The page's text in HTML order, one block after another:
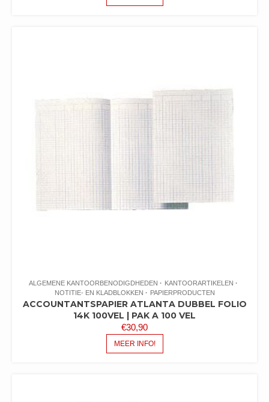
ALGEMENE KANTOORBENODIGDHEDEN
KANTOORARTIKELEN
NOTITIE- EN KLADBLOKKEN
PAPIERPRODUCTEN
ACCOUNTANTSPAPIER ATLANTA DUBBEL FOLIO
14K 100VEL | PAK A 100 VEL
€30,90
MEER INFO!